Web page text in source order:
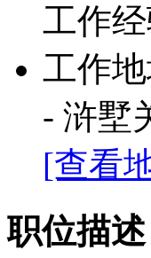
工作
工作
- 浒墅
[查看
职位描述